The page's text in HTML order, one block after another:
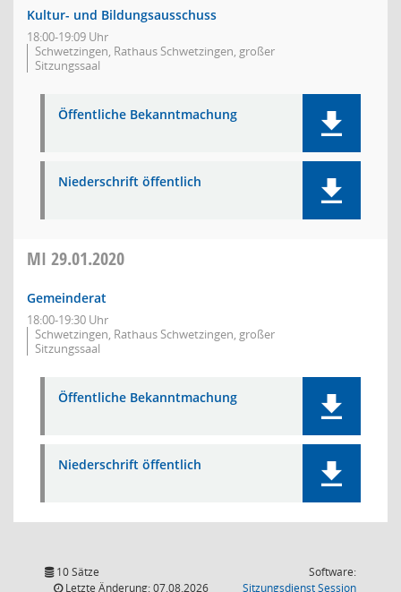
Kultur- und Bildungsausschuss
18:00-19:09 Uhr
Schwetzingen, Rathaus Schwetzingen, großer
Sitzungssaal
Öffentliche Bekanntmachung
Niederschrift öffentlich
MI 29.01.2020
Gemeinderat
18:00-19:30 Uhr
Schwetzingen, Rathaus Schwetzingen, großer
Sitzungssaal
Öffentliche Bekanntmachung
Niederschrift öffentlich
10 Sätze
Letzte Änderung: 07.08.2026
Software:
SitzungsdienstSession(Wird in